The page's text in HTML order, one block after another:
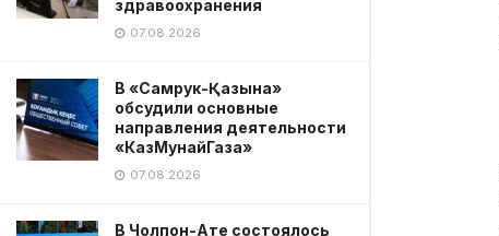
здравоохранения
07.08.2026
В «Самрук-Қазына»
обсудили основные
направления деятельности
«КазМунайГаза»
07.08.2026
В Чолпон-Ате состоялось